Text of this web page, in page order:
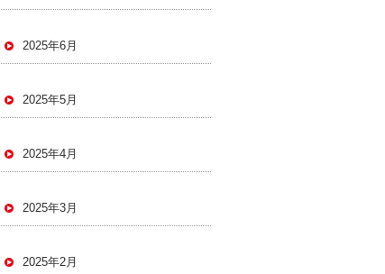
2025年6月
2025年5月
2025年4月
2025年3月
2025年2月